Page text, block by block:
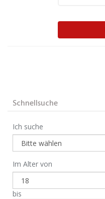
Schnellsuche
Ich suche
Im Alter von
bis